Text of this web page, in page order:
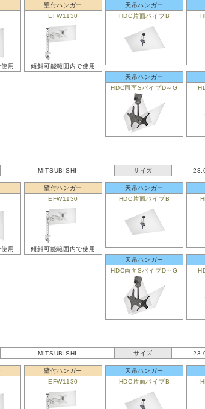
用
壁付ハンガー
EFW1130
傾斜可能範囲内で使用
天吊ハンガー
HDC片面パイプB
天吊ハンガー
HDC両面SパイプD～G
MITSUBISHI サイズ
用
壁付ハンガー
EFW1130
傾斜可能範囲内で使用
天吊ハンガー
HDC片面パイプB
天吊ハンガー
HDC両面SパイプD～G
MITSUBISHI サイズ
壁付ハンガー
EFW1130
天吊ハンガー
HDC片面パイプB